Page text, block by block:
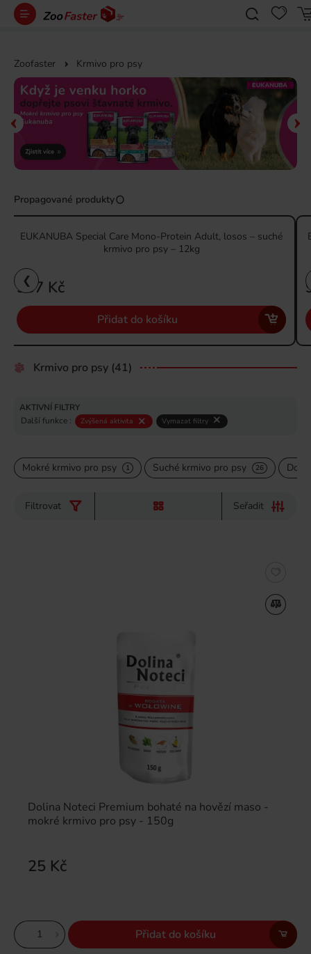
Zoofaster Krmivo pro psy
Propagované produkty
❮
EUKANUBA Special Care Mono-Protein Adult, losos – suché
krmivo pro psy – 12kg
937 Kč
Přidat do košíku
Krmivo pro psy (41)
AKTIVNÍ FILTRY
Další funkce :
Zvýšená aktivita Vymazat filtry
Mokré krmivo pro psy 1 Suché krmivo pro psy 26
Filtrovat Seřadit
Dolina Noteci Premium bohaté na hovězí maso -
mokré krmivo pro psy - 150g
25 Kč
Přidat do košíku